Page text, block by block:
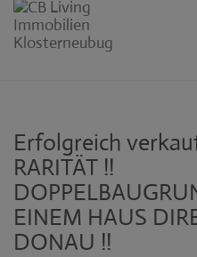
Erfolgreich
RARITÄT !!
EINEM HAUS
DONAU !!